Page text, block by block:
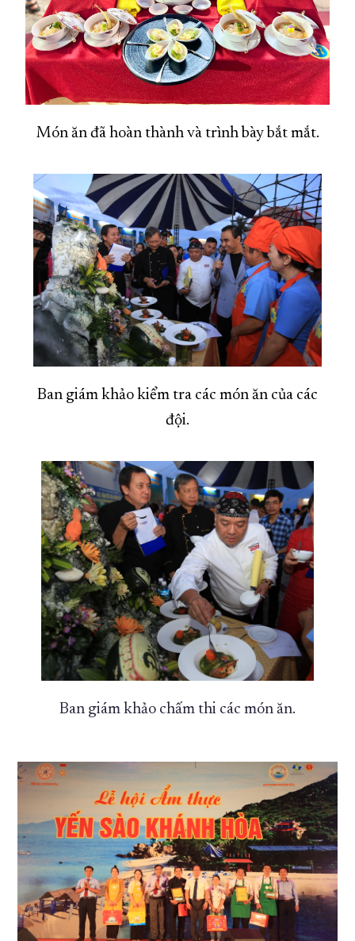
Món ăn đã hoàn thành và trình bày bắt mắt.
Ban giám khảo kiểm tra các món ăn của các
đội.
Ban giám khảo chấm thi các món ăn.